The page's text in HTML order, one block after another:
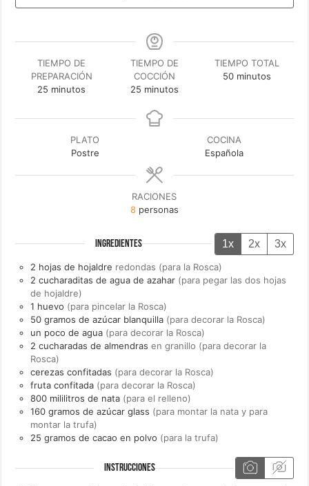
TIEMPO DE
PREPARACIÓN
25 minutos
minutos
TIEMPO DE
COCCIÓN
25minutos
minutos
TIEMPO TOTAL
50minutos
minutos
PLATO
Postre
COCINA
Española
RACIONES
8 personas
INGREDIENTES 1x 2x 3x
2 hojas de hojaldre redondas (para la Rosca)
2 cucharaditas de agua de azahar (para pegar las dos hojas
de hojaldre)
1 huevo (para pincelar la Rosca)
50 gramos de azúcar blanquilla (para decorar la Rosca)
un poco de agua (para decorar la Rosca)
2 cucharadas de almendras en granillo (para decorar la
Rosca)
cerezas confitadas (para decorar la Rosca)
fruta confitada (para decorar la Rosca)
800 mililitros de nata (para el relleno)
160 gramos de azúcar glass (para montar la nata y para
montar la trufa)
25 gramos de cacao en polvo (para la trufa)
INSTRUCCIONES